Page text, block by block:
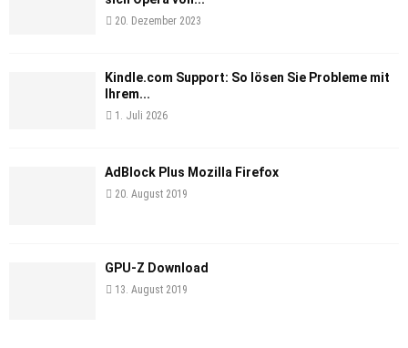
20. Dezember 2023
Kindle.com Support: So lösen Sie Probleme mit
Ihrem...
1. Juli 2026
AdBlock Plus Mozilla Firefox
20. August 2019
GPU-Z Download
13. August 2019